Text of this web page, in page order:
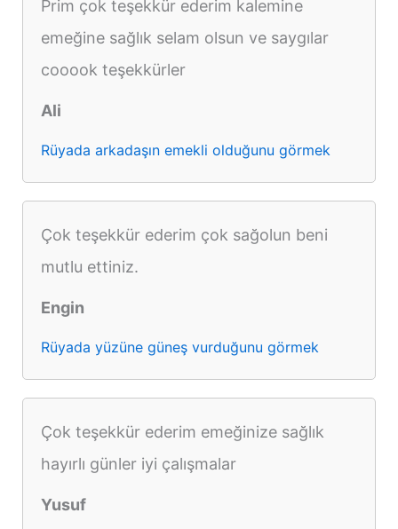
Prim çok teşekkür ederim kalemine
emeğine sağlık selam olsun ve saygılar
cooook teşekkürler
Ali
Rüyada arkadaşın emekli olduğunu görmek
Çok teşekkür ederim çok sağolun beni
mutlu ettiniz.
Engin
Rüyada yüzüne güneş vurduğunu görmek
Çok teşekkür ederim emeğinize sağlık
hayırlı günler iyi çalışmalar
Yusuf